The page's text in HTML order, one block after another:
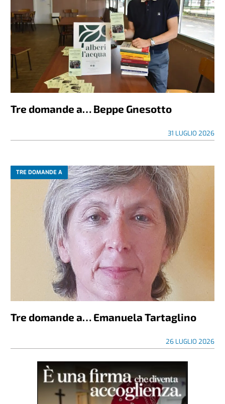
Tre domande a… Beppe Gnesotto
31 LUGLIO 2026
TRE DOMANDE A
Tre domande a… Emanuela Tartaglino
26 LUGLIO 2026